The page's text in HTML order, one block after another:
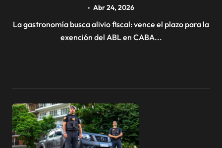
Abr 24, 2026
La gastronomía busca alivio fiscal: vence el plazo para la
exención del ABL en CABA...